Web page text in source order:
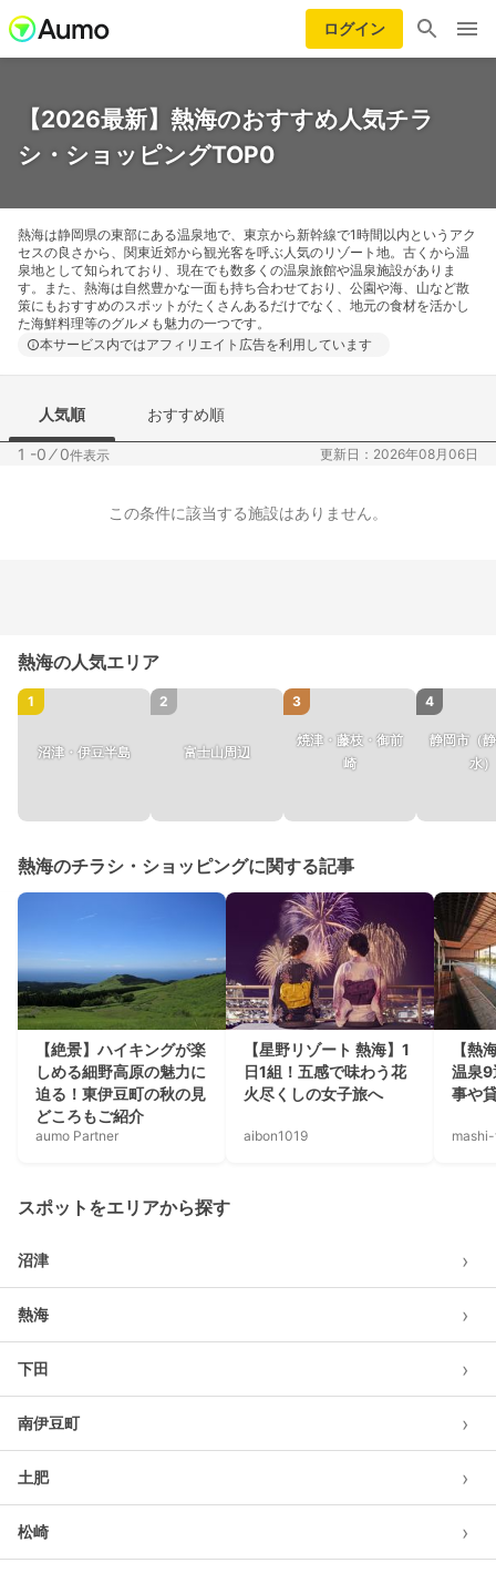
ログイン
【2026最新】熱海のおすすめ人気チラ
シ・ショッピングTOP0
熱海は静岡県の東部にある温泉地で、東京から新幹線で1時間以内というアク
セスの良さから、関東近郊から観光客を呼ぶ人気のリゾート地。古くから温
泉地として知られており、現在でも数多くの温泉旅館や温泉施設がありま
す。また、熱海は自然豊かな一面も持ち合わせており、公園や海、山など散
策にもおすすめのスポットがたくさんあるだけでなく、地元の食材を活かし
た海鮮料理等のグルメも魅力の一つです。
本サービス内ではアフィリエイト広告を利用しています
人気順 おすすめ順
1 -0 ⁄0件表示 更新日：2026年08月06日
この条件に該当する施設はありません。
熱海の人気エリア
1
沼津・伊豆半島
2
富士山周辺
3
焼津・藤枝・御前
崎
4
静岡市（
水）
熱海のチラシ・ショッピングに関する記事
【絶景】ハイキングが楽
しめる細野高原の魅力に
迫る！東伊豆町の秋の見
どころもご紹介
aumo Partner
【星野リゾート 熱海】1
日1組！五感で味わう花
火尽くしの女子旅へ
aibon1019
【熱
温泉9
事や
スポットをエリアから探す
沼津 ›
熱海 ›
下田 ›
南伊豆町 ›
土肥 ›
松崎 ›